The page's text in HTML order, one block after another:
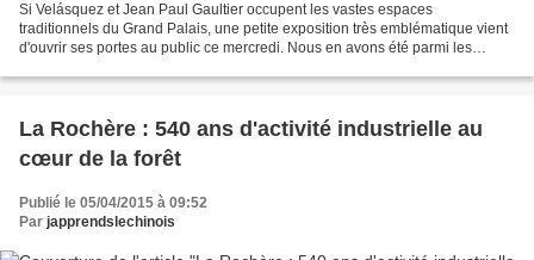
Si Velásquez et Jean Paul Gaultier occupent les vastes espaces
traditionnels du Grand Palais, une petite exposition très emblématique vient
d'ouvrir ses portes au public ce mercredi. Nous en avons été parmi les
La Rochère : 540 ans d'activité industrielle au
cœur de la forêt
Publié le 05/04/2015 à 09:52
Par japprendslechinois